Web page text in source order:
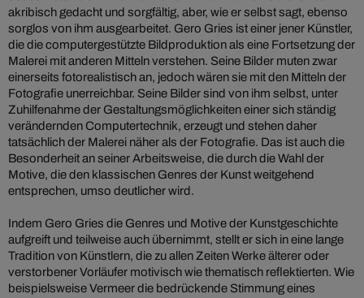
akribisch gedacht und sorgfältig, aber, wie er selbst sagt, ebenso
sorglos von ihm ausgearbeitet. Gero Gries ist einer jener Künstler,
die die computergestützte Bildproduktion als eine Fortsetzung der
Malerei mit anderen Mitteln verstehen. Seine Bilder muten zwar
einerseits fotorealistisch an, jedoch wären sie mit den Mitteln der
Fotografie unerreichbar. Seine Bilder sind von ihm selbst, unter
Zuhilfenahme der Gestaltungsmöglichkeiten einer sich ständig
verändernden Computertechnik, erzeugt und stehen daher
tatsächlich der Malerei näher als der Fotografie. Das ist auch die
Besonderheit an seiner Arbeitsweise, die durch die Wahl der
Motive, die den klassischen Genres der Kunst weitgehend
entsprechen, umso deutlicher wird.
Indem Gero Gries die Genres und Motive der Kunstgeschichte
aufgreift und teilweise auch übernimmt, stellt er sich in eine lange
Tradition von Künstlern, die zu allen Zeiten Werke älterer oder
verstorbener Vorläufer motivisch wie thematisch reflektierten. Wie
beispielsweise Vermeer die bedrückende Stimmung eines